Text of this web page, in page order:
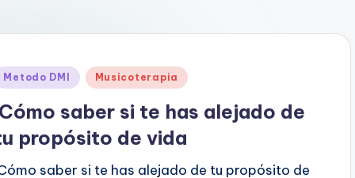
Metodo DMI Musicoterapia
saber si te has alejado de
propósito de vida
saber si te has alejado de tu propósito de